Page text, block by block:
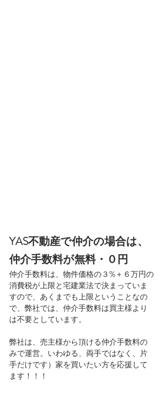
YAS不動産で仲介の場合は、
仲介手数料が無料・０円
仲介手数料は、物件価格の３%＋６万円の
消費税が上限と宅建業法で決まっていま
すので、あくまでも上限ということなの
で、弊社では、仲介手数料は買主様より
は不要としています。
弊社は、売主様から頂ける仲介手数料の
みで運営。いわゆる、両手ではなく、片
手だけです）家を買いたい方を応援して
ます！！！